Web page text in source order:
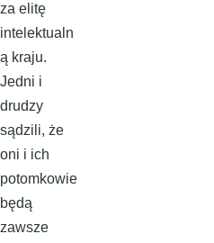
za elitę
intelektualn
ą kraju.
Jedni i
drudzy
sądzili, że
oni i ich
potomkowie
będą
zawsze